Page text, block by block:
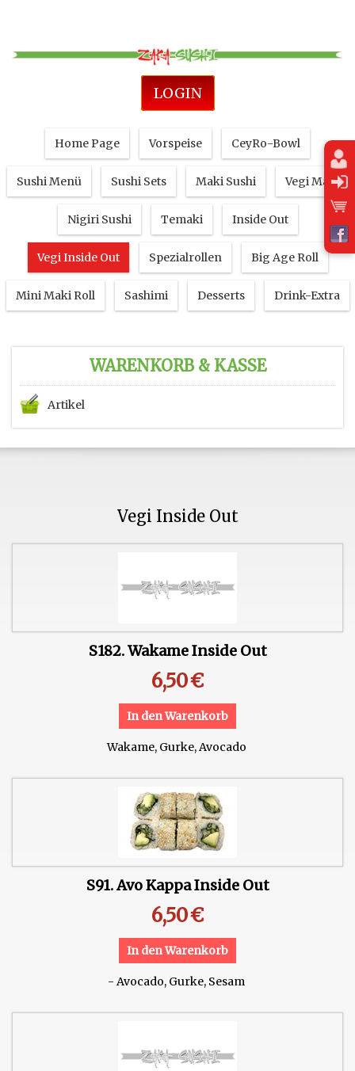
LOGIN
Home Page Vorspeise CeyRo-Bowl
Sushi Menü Sushi Sets Maki Sushi Vegi Maki
Nigiri Sushi Temaki Inside Out
Vegi Inside Out Spezialrollen Big Age Roll
Mini Maki Roll Sashimi Desserts Drink-Extra
WARENKORB & KASSE
Artikel
Vegi Inside Out
S182. Wakame Inside Out
6,50€
In den Warenkorb
Wakame, Gurke, Avocado
S91. Avo Kappa Inside Out
6,50€
In den Warenkorb
- Avocado, Gurke, Sesam